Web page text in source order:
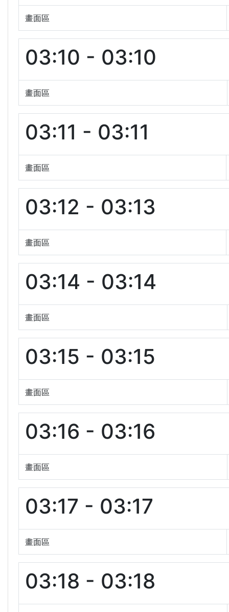
畫面區
03:10 - 03:10
畫面區
03:11 - 03:11
畫面區
03:12 - 03:13
畫面區
03:14 - 03:14
畫面區
03:15 - 03:15
畫面區
03:16 - 03:16
畫面區
03:17 - 03:17
畫面區
03:18 - 03:18